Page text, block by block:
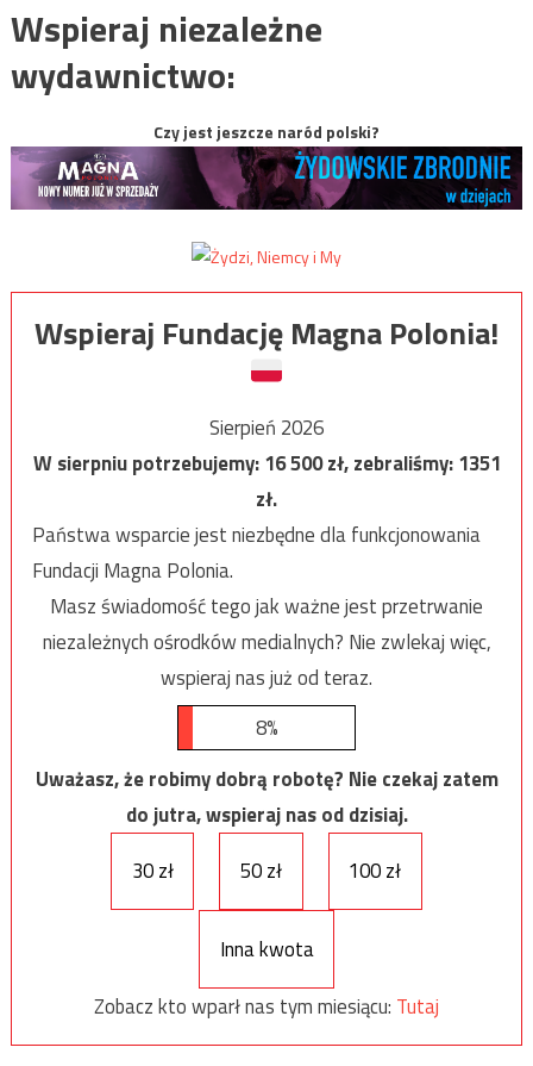
Wspieraj niezależne
wydawnictwo:
Czy jest jeszcze naród polski?
Wspieraj Fundację Magna Polonia!
Sierpień 2026
W sierpniu potrzebujemy:16 500zł, zebraliśmy:1351
zł.
Państwa wsparcie jest niezbędne dla funkcjonowania
Fundacji Magna Polonia.
Masz świadomość tego jak ważne jest przetrwanie
niezależnych ośrodków medialnych? Nie zwlekaj więc,
wspieraj nas już od teraz.
8%
Uważasz, że robimy dobrą robotę? Nie czekaj zatem
do jutra, wspieraj nas od dzisiaj.
30 zł
50 zł 100 zł
Inna kwota
Zobacz kto wparł nas tym miesiącu: Tutaj